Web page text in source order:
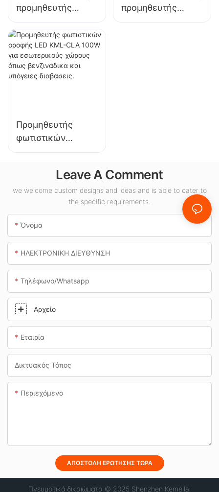
προμηθευτής
φωτιστικών LED
υψηλής ευκρίνειας
για βιομηχανικές
εγκαταστάσεις,
αποθήκες και
προμηθευτής
φωτιστικών LED
Προμηθευτής
φωτιστικών
οροφής LED KML-
εσωτερικούς
χώρους όπως
βενζινάδικα και
υπόγειες
διαβάσεις.
Leave A Comment
we welcome custom designs and ideas and is able to cater to
the specific requirements.
Όνομα
ΗΛΕΚΤΡΟΝΙΚΗ ΔΙΕΥΘΥΝΣΗ
Τηλέφωνο/whatsapp
Αρχείο
Εταιρία
Δικτυακός Τόπος
Περιεχόμενο
ΑΠΟΣΤΟΛΉ ΕΡΏΤΗΣΗΣ ΤΏΡΑ
Πνευματικά δικαιώματα © 2025 Shenzhen Kemeilai